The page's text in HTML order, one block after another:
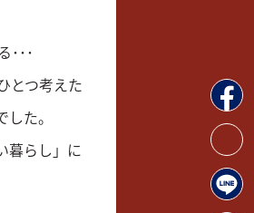
･･･
とつ考えた
た。
暮らし」に